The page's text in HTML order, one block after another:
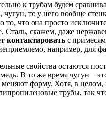
к трубам будем
чугун, то у него вообще
то, что она просто
Сталь, скажем, даже
контактировать с
например, для
свойства остаются
В то же время чугун –
форму. Хотя, в
трубы, так